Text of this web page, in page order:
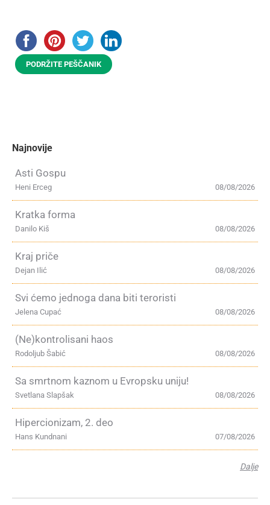
PODRŽITE PEŠČANIK
Najnovije
Asti Gospu
08/08/2026
Heni Erceg
Kratka forma
08/08/2026
Danilo Kiš
Kraj priče
08/08/2026
Dejan Ilić
Svi ćemo jednoga dana biti teroristi
08/08/2026
Jelena Cupać
(Ne)kontrolisani haos
08/08/2026
Rodoljub Šabić
Sa smrtnom kaznom u Evropsku uniju!
08/08/2026
Svetlana Slapšak
Hipercionizam, 2. deo
07/08/2026
Hans Kundnani
Dalje